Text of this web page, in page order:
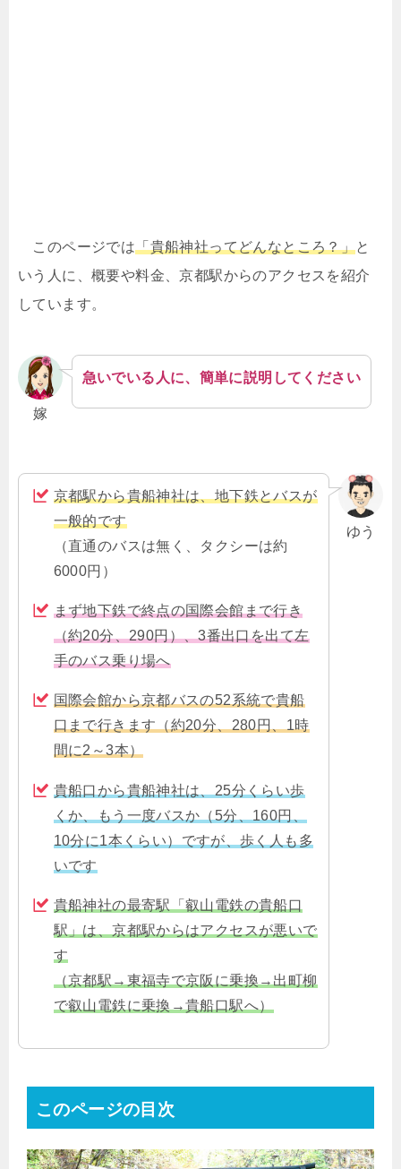
このページでは「貴船神社ってどんなところ？」と
いう人に、概要や料金、京都駅からのアクセスを紹介
しています。
嫁
急いでいる人に、簡単に説明してください
ゆう
京都駅から貴船神社は、地下鉄とバスが
一般的です
（直通のバスは無く、タクシーは約
6000円）
まず地下鉄で終点の国際会館まで行き
（約20分、290円）、3番出口を出て左
手のバス乗り場へ
国際会館から京都バスの52系統で貴船
口まで行きます（約20分、280円、1時
間に2～3本）
貴船口から貴船神社は、25分くらい歩
くか、もう一度バスか（5分、160円、
10分に1本くらい）ですが、歩く人も多
いです
貴船神社の最寄駅「叡山電鉄の貴船口
駅」は、京都駅からはアクセスが悪いで
す
（京都駅→東福寺で京阪に乗換→出町柳
で叡山電鉄に乗換→貴船口駅へ）
このページの目次